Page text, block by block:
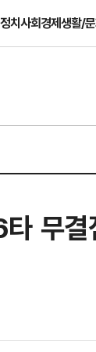
정치사회경제생활/
무결